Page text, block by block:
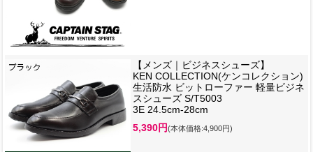
【メンズ｜ビジネスシューズ】
KEN COLLECTION(ケンコレクション)
生活防水 ビットローファー 軽量ビジネ
スシューズ S/T5003
3E 24.5cm-28cm
5,390円(本体価格:4,900円)